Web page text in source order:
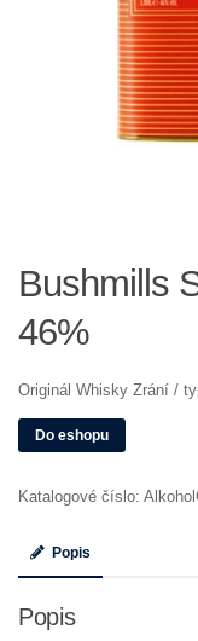
Bushmills
46%
Originál Whisky Zrání /
Do eshopu
Katalogové číslo:
Popis
Popis